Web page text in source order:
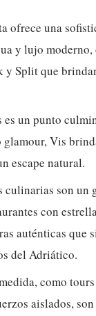
ofrece una
y lujo moderno,
y Split que
es un punto
Vis
escape natural.
culinarias son un
con
auténticas que
del Adriático.
como
aislados,